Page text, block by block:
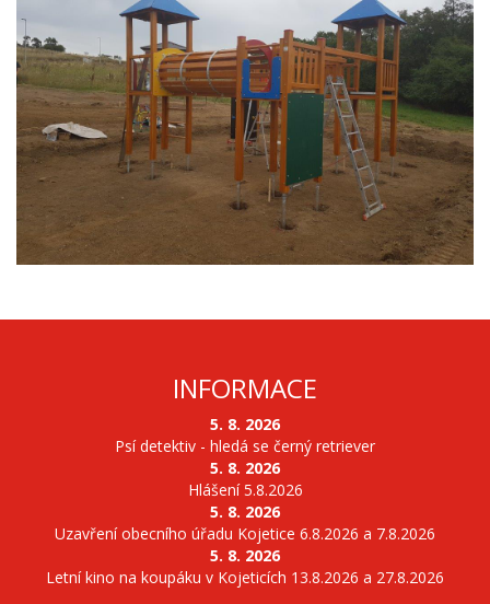
INFORMACE
5. 8. 2026
Psí detektiv - hledá se černý retriever
5. 8. 2026
Hlášení 5.8.2026
5. 8. 2026
Uzavření obecního úřadu Kojetice 6.8.2026 a 7.8.2026
5. 8. 2026
Letní kino na koupáku v Kojeticích 13.8.2026 a 27.8.2026